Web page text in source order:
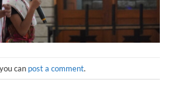
can post a comment.